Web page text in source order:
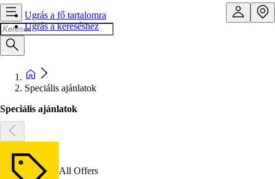
Ugrás a fő tartalomra
Ugrás a kereséshez
Speciális ajánlatok
Speciális ajánlatok
All Offers